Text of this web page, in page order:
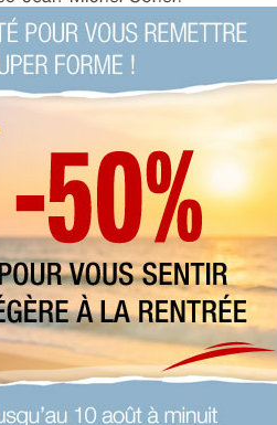
maigrir et être bien dans sa
PLUS
SANTÉ
PLUS